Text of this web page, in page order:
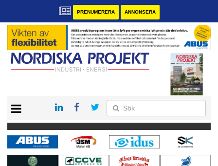
PRENUMERERA ANNONSERA
KONTAKT
VÅRA ANDRA MAGASIN
PRENUMERERA